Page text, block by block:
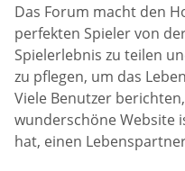
Das Forum macht den
perfekten Spieler von
Spielerlebnis zu teilen
zu pflegen, um das
Viele Benutzer
wunderschöne Website
hat, einen